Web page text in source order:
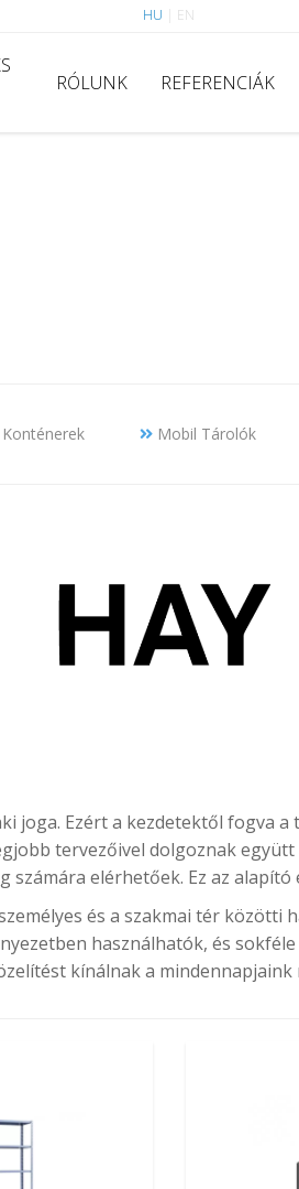
HU EN
RÓLUNK REFERENCIÁK
Konténerek Mobil Tárolók
joga. Ezért a kezdetektől fogva
tervezőivel dolgoznak
elérhetőek. Ez az alapító
és a szakmai tér
használhatók, és
kínálnak a